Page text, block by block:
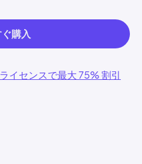
購入
イセンスで最大 75% 割引